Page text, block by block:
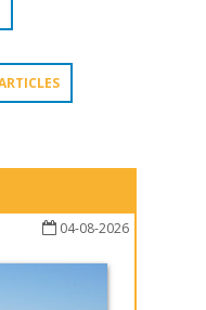
04-08-2026